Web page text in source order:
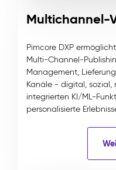
Multichannel-
Pimcore DXP
Multi-Channel-
Management,
Kanäle - digital, sozial,
integrierten KI/ML-
personalisierte